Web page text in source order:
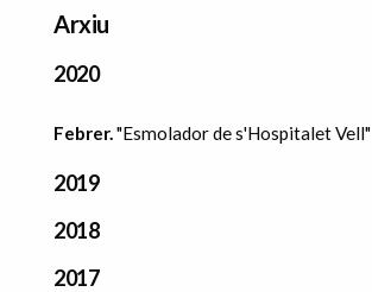
Arxiu
2020
Febrer."Esmolador de s'Hospitalet Vell"
2019
2018
2017